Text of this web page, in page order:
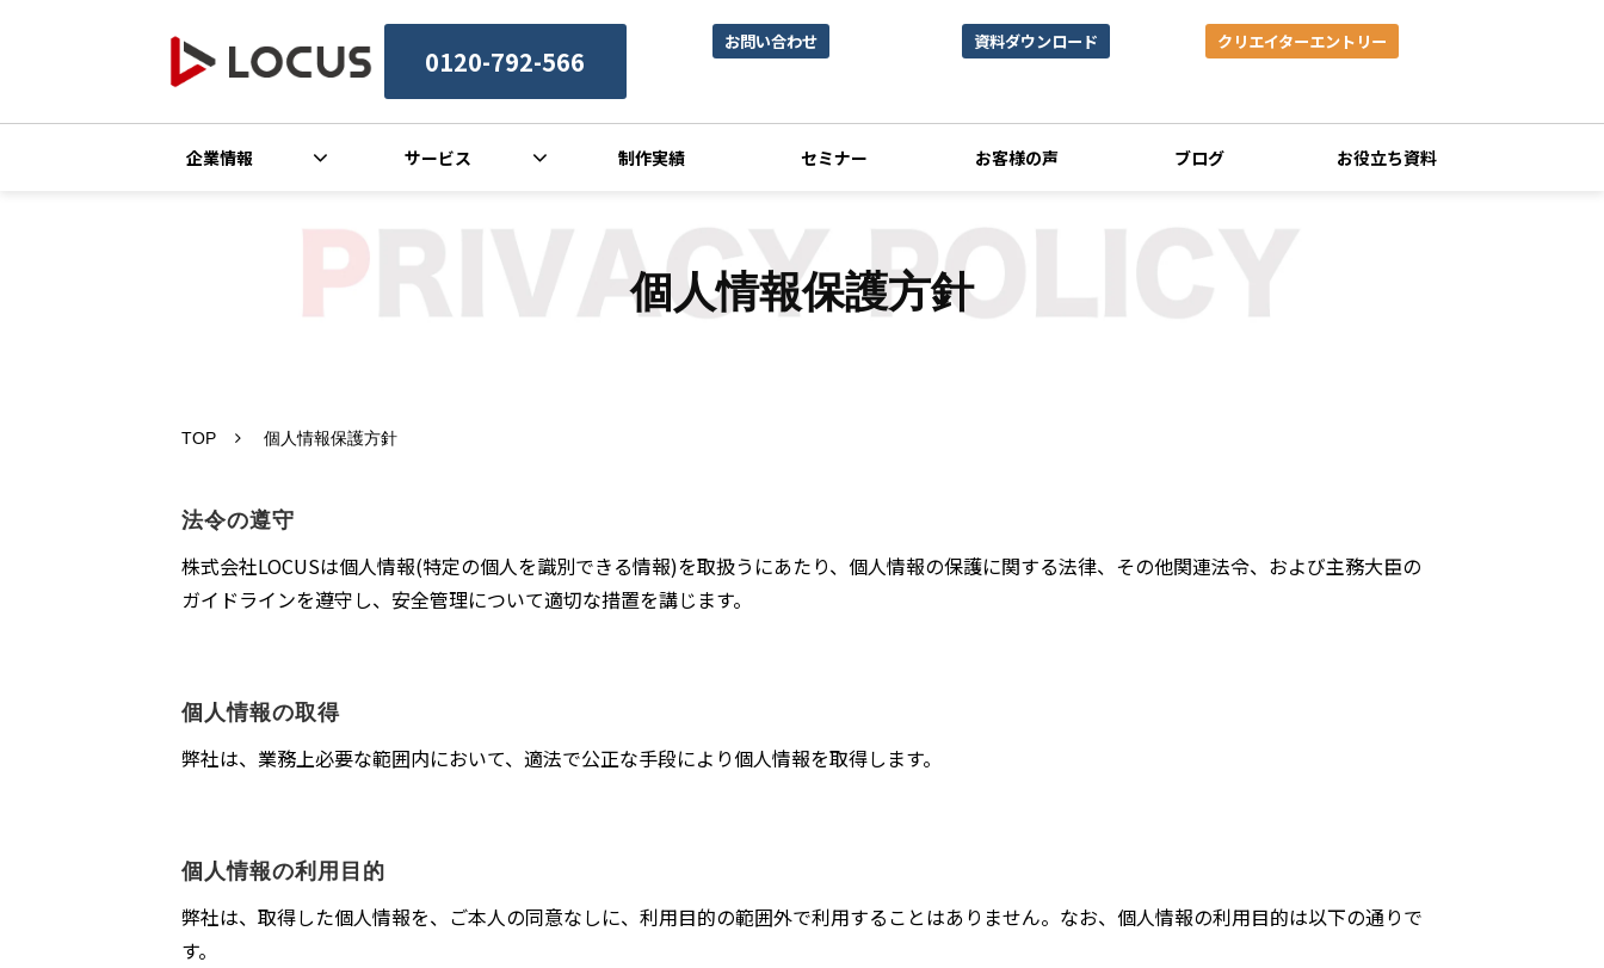
0120-792-566
お問い合わせ 資料ダウンロード クリエイターエントリー
企業情報 サービス 制作実績 セミナー お客様の声 ブログ お役立ち資料
個人情報保護方針
TOP 個人情報保護方針
法令の遵守
株式会社LOCUSは個人情報(特定の個人を識別できる情報)を取扱うにあたり、個人情報の保護に関する法律、その他関連法令、および主務大臣の
ガイドラインを遵守し、安全管理について適切な措置を講じます。
個人情報の取得
弊社は、業務上必要な範囲内において、適法で公正な手段により個人情報を取得します。
個人情報の利用目的
弊社は、取得した個人情報を、ご本人の同意なしに、利用目的の範囲外で利用することはありません。なお、個人情報の利用目的は以下の通りで
す。